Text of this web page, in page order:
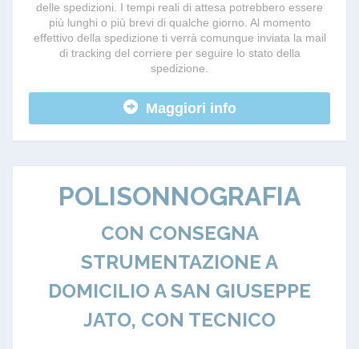
delle spedizioni. I tempi reali di attesa potrebbero essere
più lunghi o più brevi di qualche giorno. Al momento
effettivo della spedizione ti verrà comunque inviata la mail
di tracking del corriere per seguire lo stato della
spedizione.
Maggiori info
POLISONNOGRAFIA
CON CONSEGNA
STRUMENTAZIONE A
DOMICILIO A SAN GIUSEPPE
JATO, CON TECNICO